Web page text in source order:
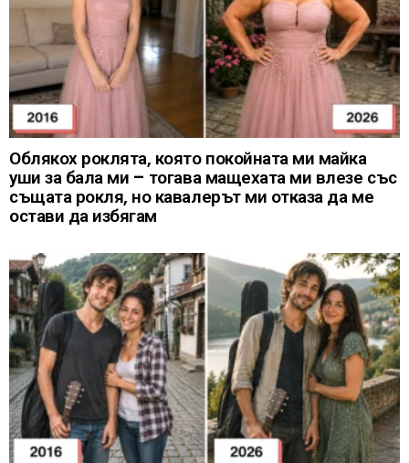
Облякох роклята, която покойната ми майка
уши за бала ми – тогава мащехата ми влезе със
същата рокля, но кавалерът ми отказа да ме
остави да избягам